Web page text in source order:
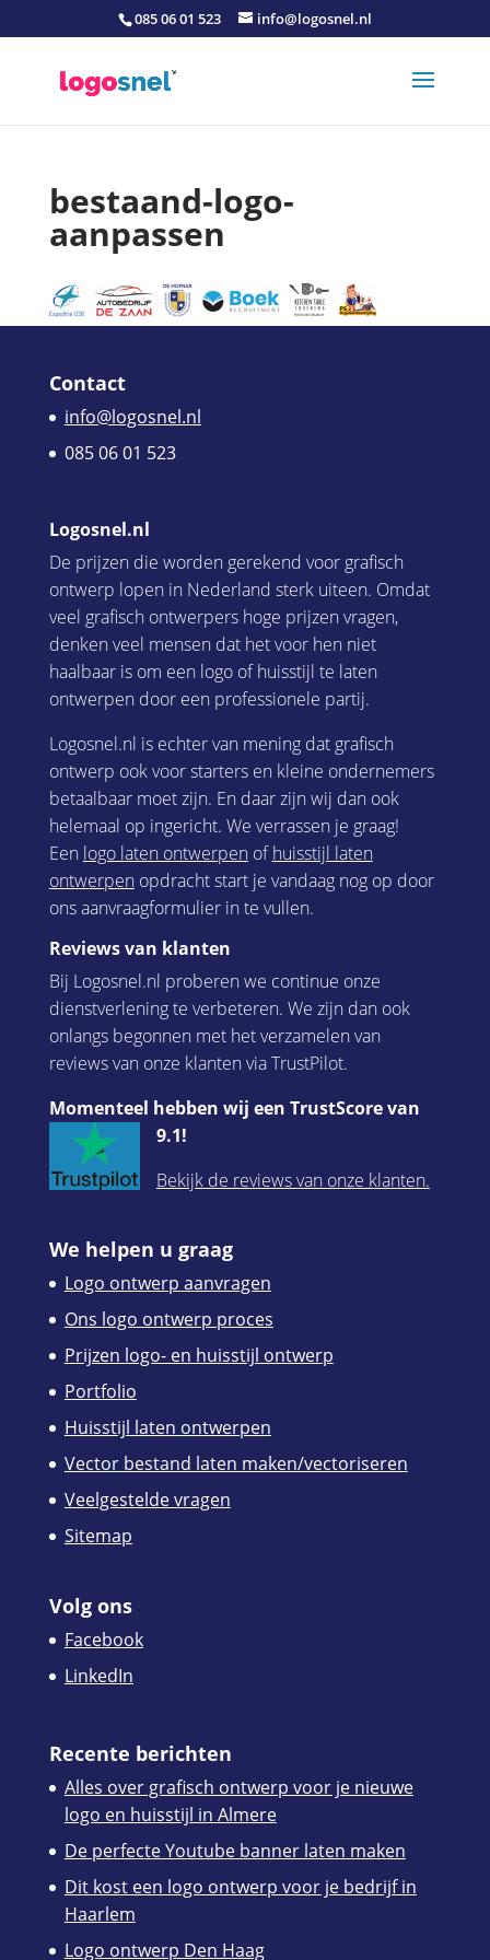
085 06 01 523 info@logosnel.nl
bestaand-logo-
aanpassen
Contact
info@logosnel.nl
085 06 01 523
Logosnel.nl
De prijzen die worden gerekend voor grafisch
ontwerp lopen in Nederland sterk uiteen. Omdat
veel grafisch ontwerpers hoge prijzen vragen,
denken veel mensen dat het voor hen niet
haalbaar is om een logo of huisstijl te laten
ontwerpen door een professionele partij.
Logosnel.nl is echter van mening dat grafisch
ontwerp ook voor starters en kleine ondernemers
betaalbaar moet zijn. En daar zijn wij dan ook
helemaal op ingericht. We verrassen je graag!
Een logo laten ontwerpenofhuisstijl laten
ontwerpenopdracht start je vandaag nog op door
ons aanvraagformulier in te vullen.
Reviews van klanten
Bij Logosnel.nl proberen we continue onze
dienstverlening te verbeteren. We zijn dan ook
onlangs begonnen met het verzamelen van
reviews van onze klanten via TrustPilot.
Momenteel hebben wij een TrustScore van
9.1!
Bekijk de reviews van onze klanten.
We helpen u graag
Logo ontwerp aanvragen
Ons logo ontwerp proces
Prijzen logo- en huisstijl ontwerp
Portfolio
Huisstijl laten ontwerpen
Vector bestand laten maken/vectoriseren
Veelgestelde vragen
Sitemap
Volg ons
Facebook
LinkedIn
Recente berichten
Alles over grafisch ontwerp voor je nieuwe
logo en huisstijl in Almere
De perfecte Youtube banner laten maken
Dit kost een logo ontwerp voor je bedrijf in
Haarlem
Logo ontwerp Den Haag